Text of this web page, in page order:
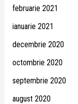
februarie 2021
ianuarie 2021
decembrie 2020
octombrie 2020
septembrie 2020
august 2020